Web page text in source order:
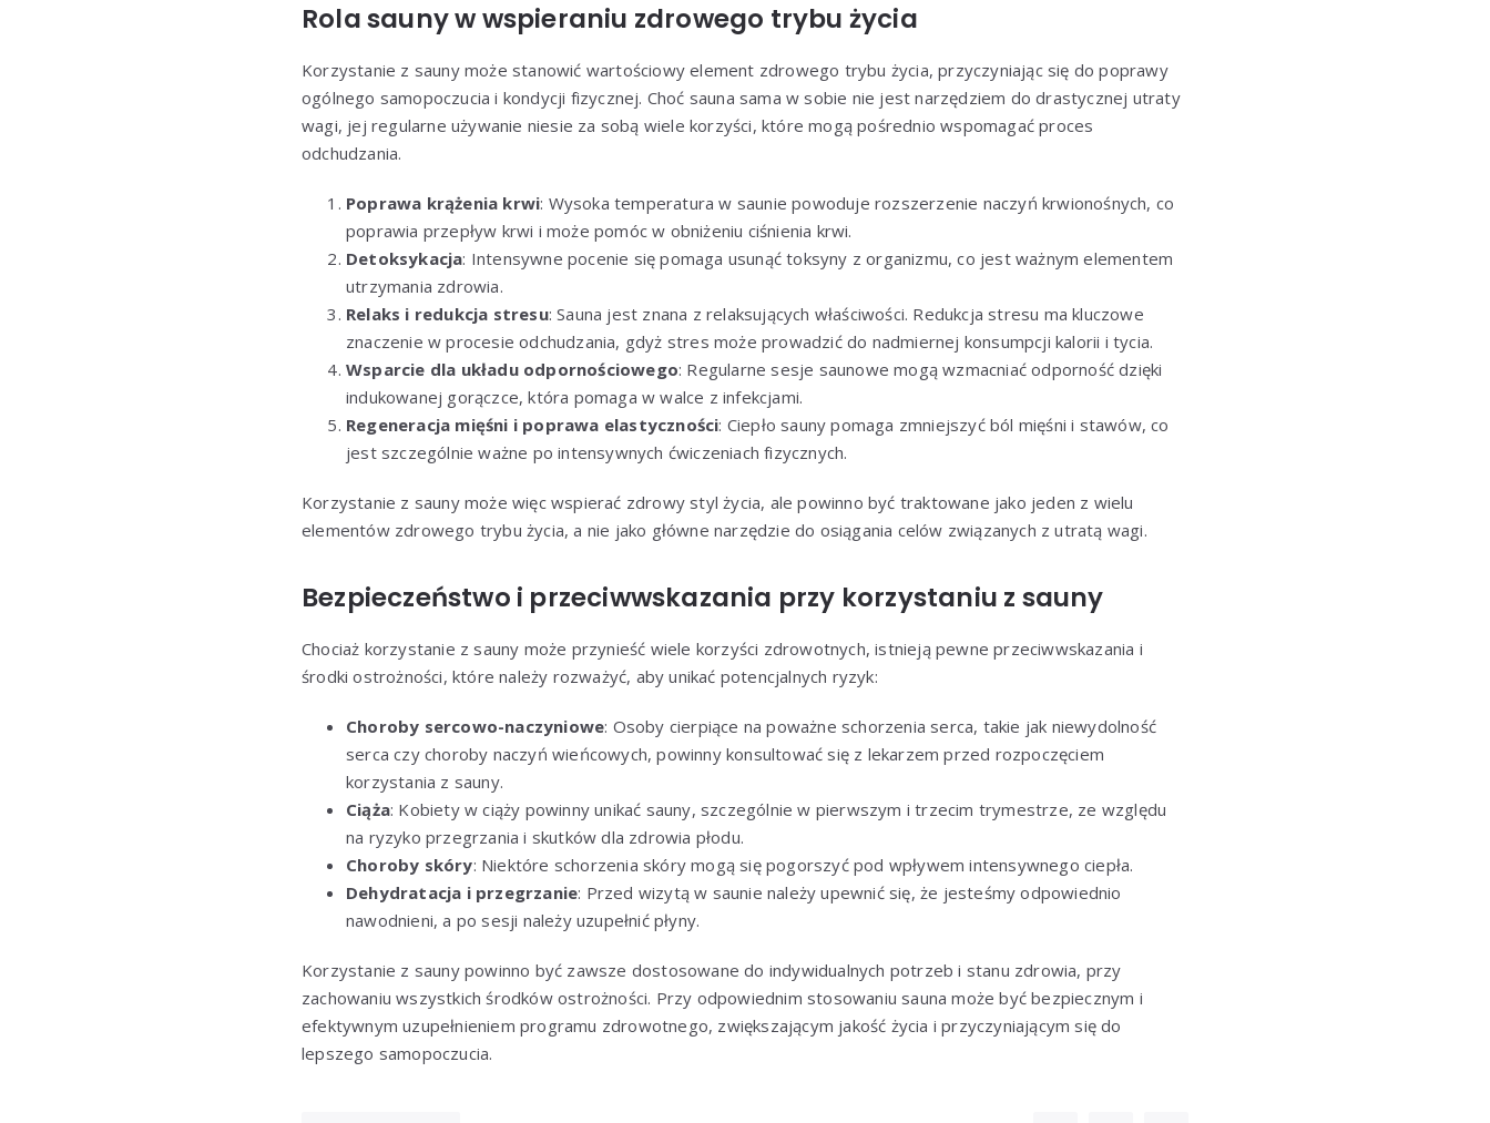
Rola sauny w wspieraniu zdrowego trybu życia
Korzystanie z sauny może stanowić wartościowy element zdrowego trybu życia, przyczyniając się do poprawy
ogólnego samopoczucia i kondycji fizycznej. Choć sauna sama w sobie nie jest narzędziem do drastycznej utraty
wagi, jej regularne używanie niesie za sobą wiele korzyści, które mogą pośrednio wspomagać proces
odchudzania.
Poprawa krążenia krwi: Wysoka temperatura w saunie powoduje rozszerzenie naczyń krwionośnych, co
poprawia przepływ krwi i może pomóc w obniżeniu ciśnienia krwi.
Detoksykacja: Intensywne pocenie się pomaga usunąć toksyny z organizmu, co jest ważnym elementem
utrzymania zdrowia.
Relaks i redukcja stresu: Sauna jest znana z relaksujących właściwości. Redukcja stresu ma kluczowe
znaczenie w procesie odchudzania, gdyż stres może prowadzić do nadmiernej konsumpcji kalorii i tycia.
Wsparcie dla układu odpornościowego: Regularne sesje saunowe mogą wzmacniać odporność dzięki
indukowanej gorączce, która pomaga w walce z infekcjami.
Regeneracja mięśni i poprawa elastyczności: Ciepło sauny pomaga zmniejszyć ból mięśni i stawów, co
jest szczególnie ważne po intensywnych ćwiczeniach fizycznych.
Korzystanie z sauny może więc wspierać zdrowy styl życia, ale powinno być traktowane jako jeden z wielu
elementów zdrowego trybu życia, a nie jako główne narzędzie do osiągania celów związanych z utratą wagi.
Bezpieczeństwo i przeciwwskazania przy korzystaniu z sauny
Chociaż korzystanie z sauny może przynieść wiele korzyści zdrowotnych, istnieją pewne przeciwwskazania i
środki ostrożności, które należy rozważyć, aby unikać potencjalnych ryzyk:
Choroby sercowo-naczyniowe: Osoby cierpiące na poważne schorzenia serca, takie jak niewydolność
serca czy choroby naczyń wieńcowych, powinny konsultować się z lekarzem przed rozpoczęciem
korzystania z sauny.
Ciąża: Kobiety w ciąży powinny unikać sauny, szczególnie w pierwszym i trzecim trymestrze, ze względu
na ryzyko przegrzania i skutków dla zdrowia płodu.
Choroby skóry: Niektóre schorzenia skóry mogą się pogorszyć pod wpływem intensywnego ciepła.
Dehydratacja i przegrzanie: Przed wizytą w saunie należy upewnić się, że jesteśmy odpowiednio
nawodnieni, a po sesji należy uzupełnić płyny.
Korzystanie z sauny powinno być zawsze dostosowane do indywidualnych potrzeb i stanu zdrowia, przy
zachowaniu wszystkich środków ostrożności. Przy odpowiednim stosowaniu sauna może być bezpiecznym i
efektywnym uzupełnieniem programu zdrowotnego, zwiększającym jakość życia i przyczyniającym się do
lepszego samopoczucia.